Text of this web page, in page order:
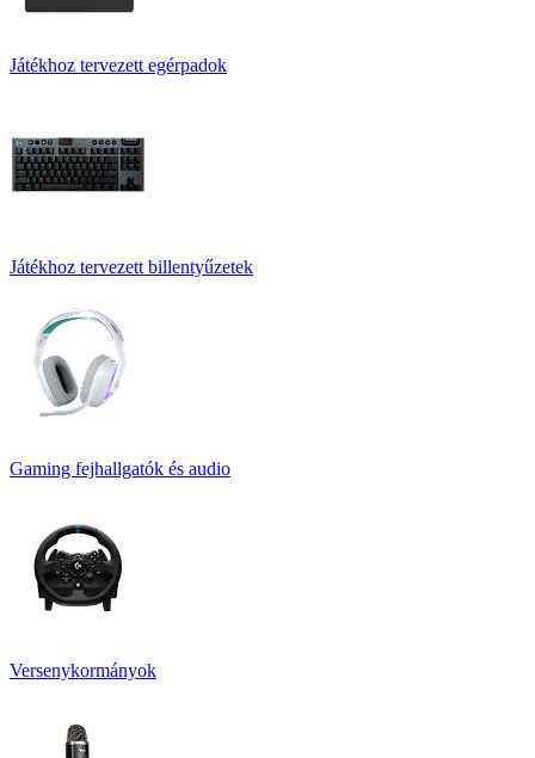
Játékhoz tervezett egérpadok
Játékhoz tervezett billentyűzetek
Gaming fejhallgatók és audio
Versenykormányok